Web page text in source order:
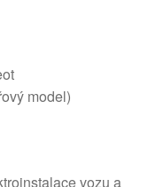
model)
vozu a